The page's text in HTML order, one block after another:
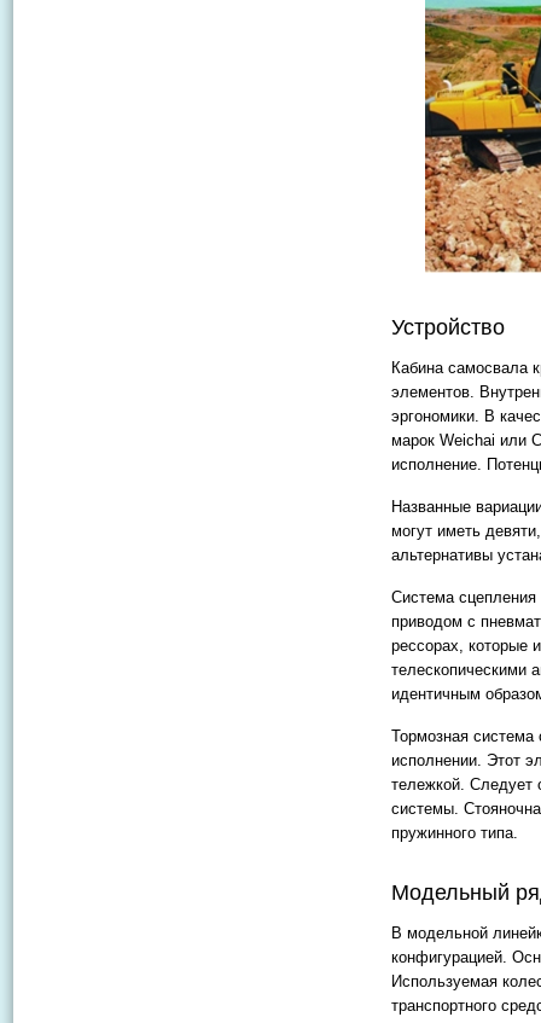
Устройство
Кабина самосвала
элементов.
эргономики. В
марок Weichai или
исполнение.
Названные
могут иметь
альтернативы
Система сцепления
приводом с
рессорах, которые
телескопическими
идентичным
Тормозная система
исполнении. Этот
тележкой. Следует
системы.
пружинного типа.
Модельный
В модельной
конфигурацией.
Используемая
транспортного